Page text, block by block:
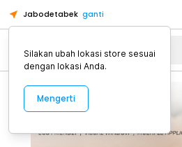
Jabodetabek ganti
Alat Kopi
Silakan ubah lokasi store sesuai
dengan lokasi Anda.
Mengerti